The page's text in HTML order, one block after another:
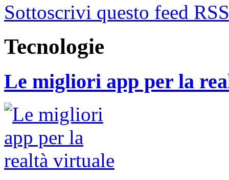
Sottoscrivi questo feed RSS
Tecnologie
Le migliori app per la